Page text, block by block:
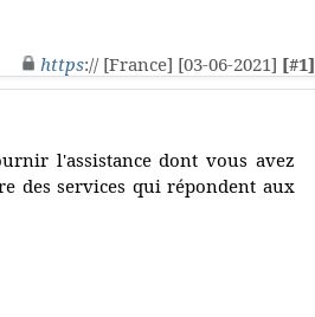
https:// [France] [03-06-2021] [#1]
l'assistance dont vous avez
des services qui répondent aux